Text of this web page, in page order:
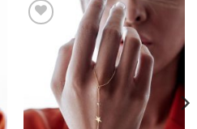
مندی